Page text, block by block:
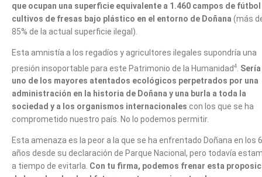
que ocupan una superficie equivalente a 1.460 campos de
cultivos de fresas bajo plástico en el entorno de Doñana (más
85% de la actual superficie ilegal).
Esta amnistía a los regadíos y agricultores ilegales supondría una
presión insoportable para este Patrimonio de la Humanidad4
Sería
uno de los mayores atentados ecológicos perpetrados por una
administración en la historia de Doñana y una burla a toda la
sociedad y a los organismos internacionales con los que se ha
comprometido nuestro país. No lo podemos permitir.
Esta amenaza es la peor a la que se ha enfrentado Doñana en los
años desde su declaración de Parque Nacional, pero todavía
a tiempo de evitarla. Con tu firma, podemos frenar esta